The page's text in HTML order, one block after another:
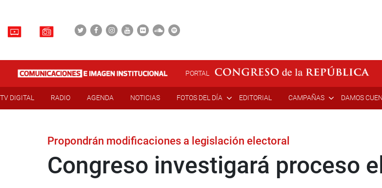
PORTAL
TV DIGITAL RADIO AGENDA NOTICIAS FOTOS DEL DÍA EDITORIAL CAMPAÑAS DAMOS
Propondrán modificaciones a legislación electoral
Congreso investigará proceso